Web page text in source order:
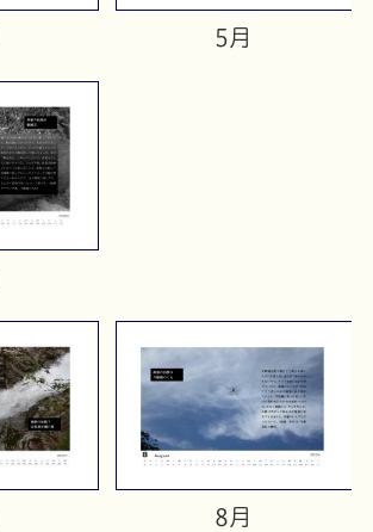
5月
8月